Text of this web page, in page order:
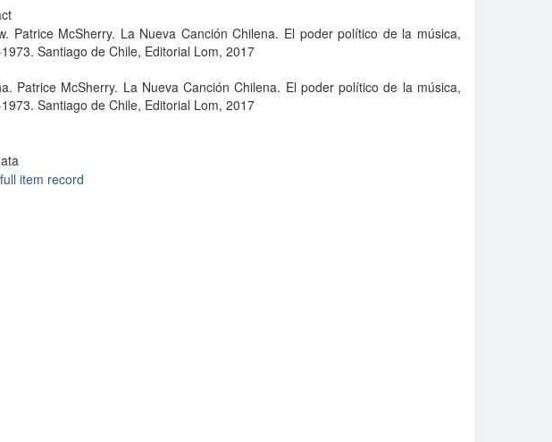
Patrice McSherry. La Nueva Canción Chilena. El poder político de la música,
Santiago de Chile, Editorial Lom, 2017
Patrice McSherry. La Nueva Canción Chilena. El poder político de la música,
Santiago de Chile, Editorial Lom, 2017
item record